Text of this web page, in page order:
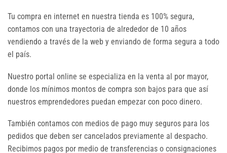
Tu compra en internet en nuestra tienda es 100% segura,
contamos con una trayectoria de alrededor de 10 años
vendiendo a través de la web y enviando de forma segura a todo
el país.
Nuestro portal online se especializa en la venta al por mayor,
donde los mínimos montos de compra son bajos para que así
nuestros emprendedores puedan empezar con poco dinero.
También contamos con medios de pago muy seguros para los
pedidos que deben ser cancelados previamente al despacho.
Recibimos pagos por medio de transferencias o consignaciones